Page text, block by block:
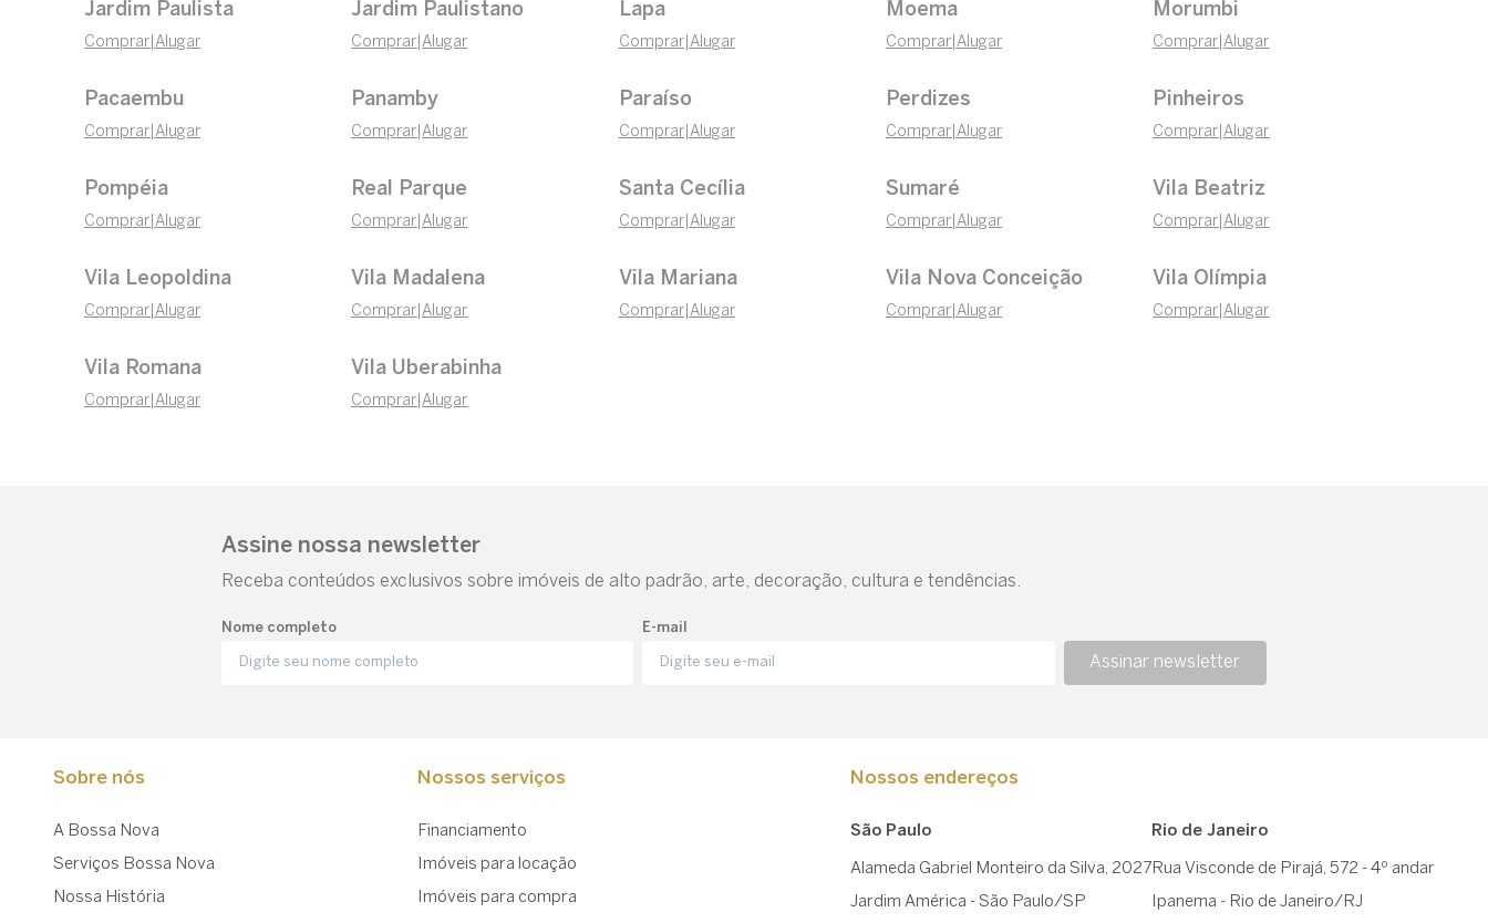
Jardim Paulista
Comprar Alugar
Jardim Paulistano
Comprar |Alugar
Lapa
Comprar| Alugar
Moema
Comprar |Alugar
Morumbi
Comprar |Alugar
Pacaembu
Comprar Alugar
Panamby
Comprar |Alugar
Paraíso
Comprar| Alugar
Perdizes
Comprar |Alugar
Pinheiros
Comprar |Alugar
Pompéia
Comprar Alugar
Real Parque
Comprar |Alugar
Santa Cecília
Comprar| Alugar
Sumaré
Comprar |Alugar
Vila Beatriz
Comprar |Alugar
Vila Leopoldina
Comprar Alugar
Vila Madalena
Comprar |Alugar
Vila Mariana
Comprar| Alugar
Vila Nova Conceição
Comprar |Alugar
Vila Olímpia
Comprar |Alugar
Vila Romana
Comprar Alugar
Vila Uberabinha
Comprar |Alugar
Assine nossa newsletter
Receba conteúdos exclusivos sobre imóveis de alto padrão, arte, decoração, cultura e tendências.
Nome completo E-mail
Assinar newsletter
Sobre nós
A Bossa Nova
Serviços Bossa Nova
Nossa História
Nossos serviços
Financiamento
Imóveis para locação
Imóveis para compra
Nossos endereços
São Paulo
Alameda Gabriel Monteiro da Silva, 2027
Jardim América - São Paulo/SP
Rio de Janeiro
Rua Visconde de Pirajá, 572 - 4º andar
Ipanema - Rio de Janeiro/RJ